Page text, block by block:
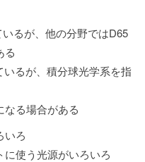
るが、他の分野ではD65
る
いるが、積分球光学系を指
る場合がある
いろ
使う光源がいろいろ